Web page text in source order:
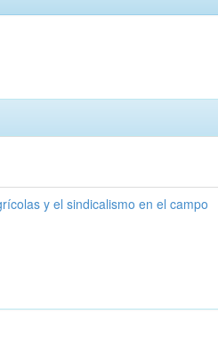
y el sindicalismo en el campo